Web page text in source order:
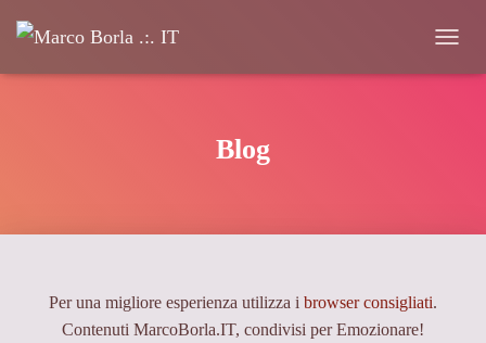
Blog
Per una migliore esperienza utilizza i browser consigliati.
Contenuti MarcoBorla.IT, condivisi per Emozionare!